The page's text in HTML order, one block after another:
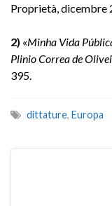
Proprietà, dicembre
2) «Minha Vida
Plinio Correa de
395.
dittature, Europa